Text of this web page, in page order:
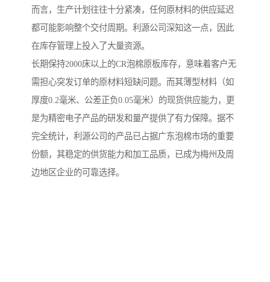
而言，生产计划往往十分紧凑，任何原材料的供应延迟
都可能影响整个交付周期。利源公司深知这一点，因此
在库存管理上投入了大量资源。
长期保持2000床以上的CR泡棉原板库存，意味着客户无
需担心突发订单的原材料短缺问题。而其薄型材料（如
厚度0.2毫米、公差正负0.05毫米）的现货供应能力，更
是为精密电子产品的研发和量产提供了有力保障。据不
完全统计，利源公司的产品已占据广东泡棉市场的重要
份额，其稳定的供货能力和加工品质，已成为梅州及周
边地区企业的可靠选择。